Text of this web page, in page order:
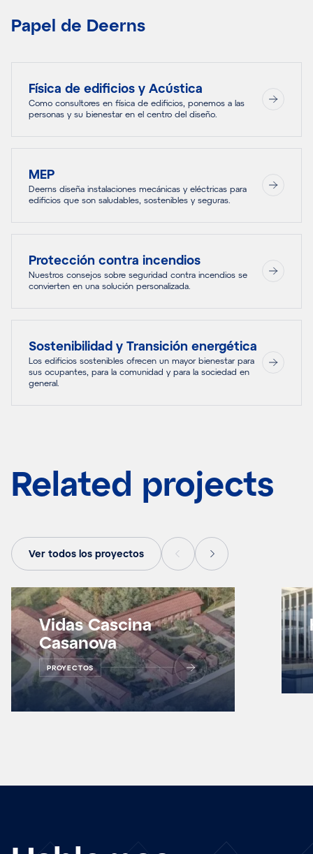
Papel de Deerns
Física de edificios y Acústica
Como consultores en física de edificios, ponemos a las
personas y su bienestar en el centro del diseño.
MEP
Deerns diseña instalaciones mecánicas y eléctricas para
edificios que son saludables, sostenibles y seguras.
Protección contra incendios
Nuestros consejos sobre seguridad contra incendios se
convierten en una solución personalizada.
Sostenibilidad y Transición energética
Los edificios sostenibles ofrecen un mayor bienestar para
sus ocupantes, para la comunidad y para la sociedad en
general.
Related projects
Ver todos los proyectos
Vidas Cascina
Casanova
PROYECTOS